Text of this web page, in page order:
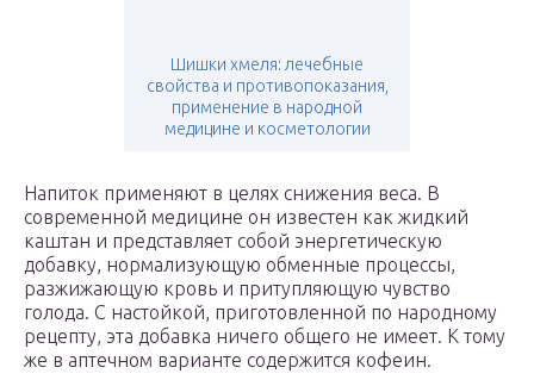
Шишки хмеля: лечебные
свойства и противопоказания,
применение в народной
медицине и косметологии
Напиток применяют в целях снижения веса. В
современной медицине он известен как жидкий
каштан и представляет собой энергетическую
добавку, нормализующую обменные процессы,
разжижающую кровь и притупляющую чувство
голода. С настойкой, приготовленной по народному
рецепту, эта добавка ничего общего не имеет. К тому
же в аптечном варианте содержится кофеин.